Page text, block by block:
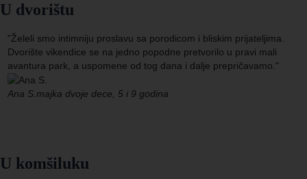
U komšiluku
U dvorištu
"Želeli smo intimniju proslavu sa porodicom i bliskim prijateljima.
Dvorište vikendice se na jedno popodne pretvorilo u pravi mali
avantura park, a uspomene od tog dana i dalje prepričavamo."
Ana S.majka dvoje dece, 5 i 9 godina